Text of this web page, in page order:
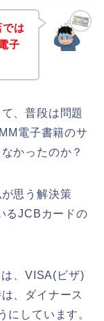
は
子
、普段は問題
電子書籍のサ
かったのか？
思う解決策
るJCBカードの
、VISA(ビザ)
、ダイナース
しています。